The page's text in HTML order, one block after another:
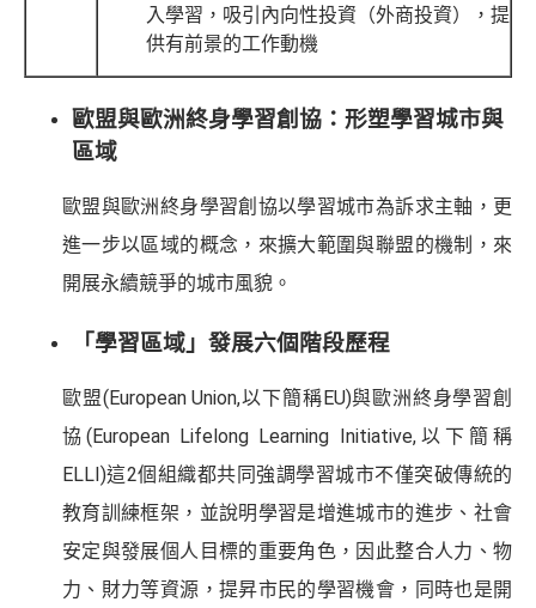
入學習，吸引內向性投資（外商投資），提
供有前景的工作動機
歐盟與歐洲終身學習創協：形塑學習城市與
區域
歐盟與歐洲終身學習創協以學習城市為訴求主軸，更
進一步以區域的概念，來擴大範圍與聯盟的機制，來
開展永續競爭的城市風貌。
「學習區域」發展六個階段歷程
歐盟(European Union,以下簡稱EU)與歐洲終身學習創
協(European Lifelong Learning Initiative,以下簡稱
ELLI)這2個組織都共同強調學習城市不僅突破傳統的
教育訓練框架，並說明學習是增進城市的進步、社會
安定與發展個人目標的重要角色，因此整合人力、物
力、財力等資源，提昇市民的學習機會，同時也是開